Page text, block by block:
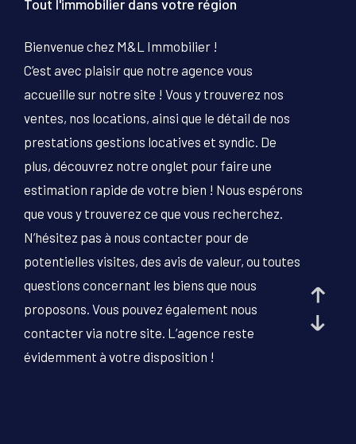
Tout l'immobilier dans votre région
Bienvenue chez M&L Immobilier !
C’est avec plaisir que notre agence vous
accueille sur notre site ! Vous y trouverez nos
ventes, nos locations, ainsi que le détail de nos
prestations gestions locatives et syndic. De
plus, découvrez notre onglet pour faire une
estimation rapide de votre bien ! Nous espérons
que vous y trouverez ce que vous recherchez.
N’hésitez pas à nous contacter pour de
potentielles visites, des avis de valeur, ou toutes
questions concernant les biens que nous
proposons. Vous pouvez également nous
contacter via notre site. L’agence reste
évidemment à votre disposition !
1 2 3
Localisation
Surface
AFFINER LES CRITÈRES
PARKING TERRASSE PISCINE
FILTRER PAR